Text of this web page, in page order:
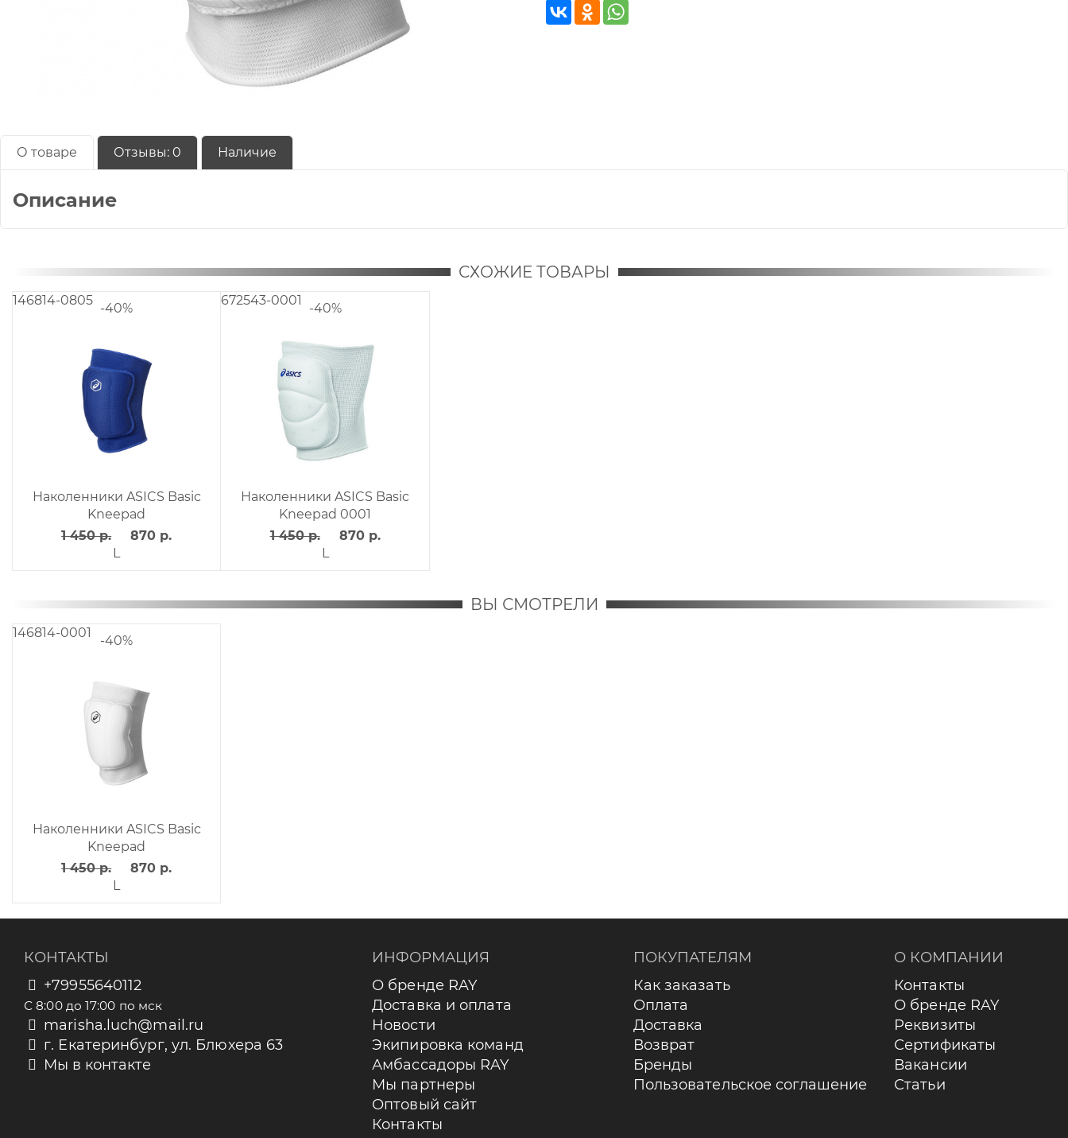
О товаре Отзывы: 0 Наличие
Описание
СХОЖИЕ ТОВАРЫ
146814-0805
-40%
Наколенники ASICS Basic
Kneepad
1 450 р.
870 р.
L
672543-0001
-40%
Наколенники ASICS Basic
Kneepad 0001
1 450 р.
870 р.
L
ВЫ СМОТРЕЛИ
146814-0001
-40%
Наколенники ASICS Basic
Kneepad
1 450 р.
870 р.
L
КОНТАКТЫ
+79955640112
С 8:00 до 17:00 по мск
marisha.luch@mail.ru
г. Екатеринбург, ул. Блюхера 63
Мы в контакте
ИНФОРМАЦИЯ
О бренде RAY
Доставка и оплата
Новости
Экипировка команд
Амбассадоры RAY
Мы партнеры
Оптовый сайт
Контакты
ПОКУПАТЕЛЯМ
Как заказать
Оплата
Доставка
Возврат
Бренды
Пользовательское соглашение
О КОМПАНИИ
Контакты
О бренде RAY
Реквизиты
Сертификаты
Вакансии
Статьи